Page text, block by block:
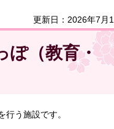
更新日：2026年7月
ぽ（教育・
う施設です。